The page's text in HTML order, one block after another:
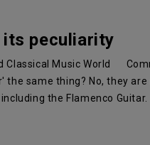
its peculiarity
Classical Music World
the same thing? No, they
the Flamenco Guitar.